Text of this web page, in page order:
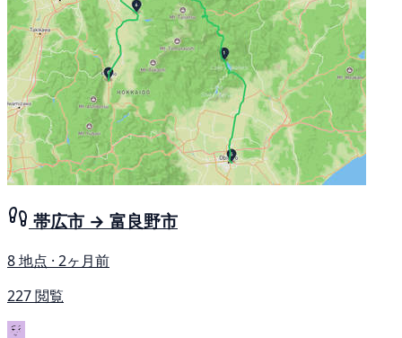
帯広市 → 富良野市
8 地点 · 2ヶ月前
227 閲覧